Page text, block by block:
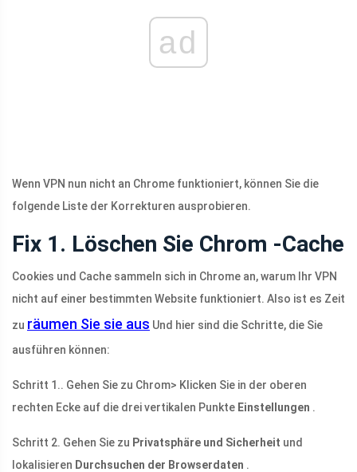
ad
Wenn VPN nun nicht an Chrome funktioniert, können Sie die
folgende Liste der Korrekturen ausprobieren.
Fix 1. Löschen Sie Chrom -Cache
Cookies und Cache sammeln sich in Chrome an, warum Ihr VPN
nicht auf einer bestimmten Website funktioniert. Also ist es Zeit
zu räumen Sie sie aus Und hier sind die Schritte, die Sie
ausführen können:
Schritt 1.. Gehen Sie zu Chrom> Klicken Sie in der oberen
rechten Ecke auf die drei vertikalen Punkte Einstellungen .
Schritt 2. Gehen Sie zu Privatsphäre und Sicherheit und
lokalisieren Durchsuchen der Browserdaten .